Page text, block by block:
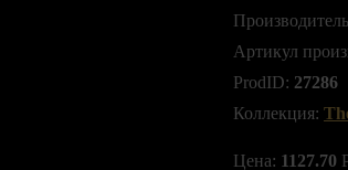
Артикул
ProdID: 27286
Коллекция:
Цена: 1127.70